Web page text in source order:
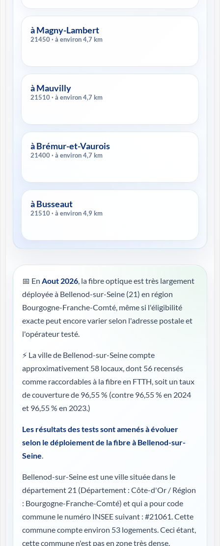
à Magny-Lambert
21450 · à environ 4,7 km
à Mauvilly
21510 · à environ 4,7 km
à Brémur-et-Vaurois
21400 · à environ 4,7 km
à Busseaut
21510 · à environ 4,9 km
📅 En Aout 2026, la fibre optique est très largement
déployée à Bellenod-sur-Seine (21) en région
Bourgogne-Franche-Comté, même si l'éligibilité
exacte peut encore varier selon l'adresse postale et
l'opérateur testé.
⚡ La ville de Bellenod-sur-Seine compte
approximativement 58 locaux, dont 56 recensés
comme raccordables à la fibre en FTTH, soit un taux
de couverture de 96,55 % (contre 96,55 % en 2024
et 96,55 % en 2023.)
Les résultats des tests sont amenés à évoluer
selon le déploiement de la fibre à Bellenod-sur-
Seine.
Bellenod-sur-Seine est une ville située dans le
département 21 (Département : Côte-d'Or / Région
: Bourgogne-Franche-Comté) et qui a pour code
commune le numéro INSEE suivant : #21061. Cette
commune compte environ 53 logements. Ceci étant,
cette commune n'est pas en zone très dense.